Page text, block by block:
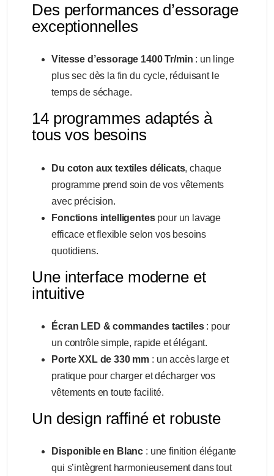
Des performances d’essorage
exceptionnelles
Vitesse d’essorage 1400 Tr/min : un linge
plus sec dès la fin du cycle, réduisant le
temps de séchage.
14 programmes adaptés à
tous vos besoins
Du coton aux textiles délicats, chaque
programme prend soin de vos vêtements
avec précision.
Fonctions intelligentespour un lavage
efficace et flexible selon vos besoins
quotidiens.
Une interface moderne et
intuitive
Écran LED & commandes tactiles: pour
un contrôle simple, rapide et élégant.
Porte XXL de 330 mm : un accès large et
pratique pour charger et décharger vos
vêtements en toute facilité.
Un design raffiné et robuste
Disponible en Blanc : une finition élégante
qui s’intègrent harmonieusement dans tout